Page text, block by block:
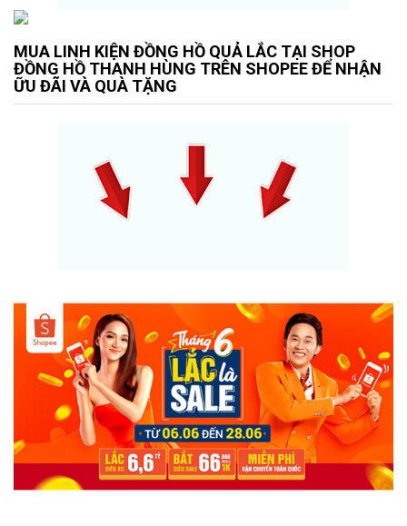
MUA LINH KIỆN ĐỒNG HỒ QUẢ LẮC TẠI SHOP
ĐỒNG HỒ THANH HÙNG TRÊN SHOPEE ĐỂ NHẬN
ỮU ĐÃI VÀ QUÀ TẶNG